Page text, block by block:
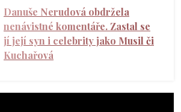
Danuše Nerudová obdržela
nenávistné komentáře. Zastal se
jí její syn i celebrity jako Musil či
Kuchařová